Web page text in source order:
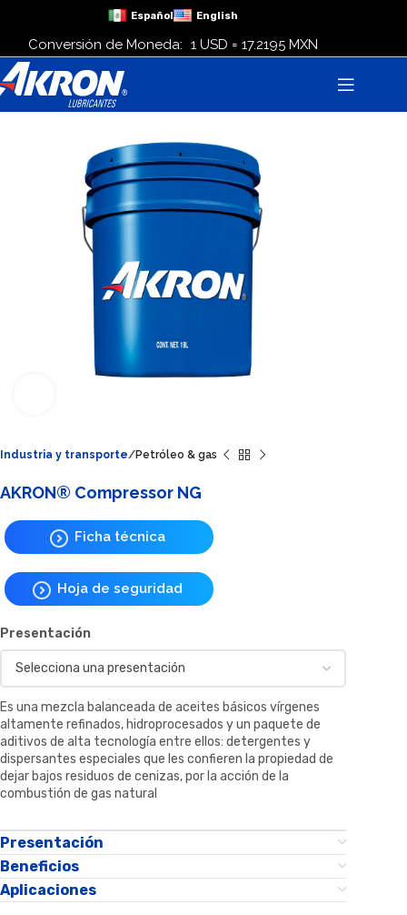
Conversión de Moneda: 1 USD = 17.2195 MXN
Español English
Industria y transporte Petróleo & gas
AKRON® Compressor NG
Ficha técnica
Hoja de seguridad
Presentación
Es una mezcla balanceada de aceites básicos vírgenes
altamente refinados, hidroprocesados y un paquete de
aditivos de alta tecnología entre ellos: detergentes y
dispersantes especiales que les confieren la propiedad de
dejar bajos residuos de cenizas, por la acción de la
combustión de gas natural
Presentación
Beneficios
Aplicaciones